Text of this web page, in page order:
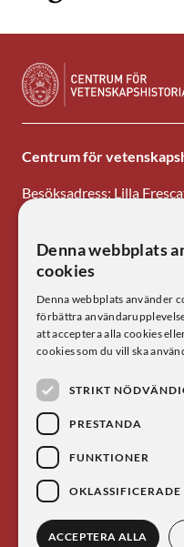
Centrum för
Besöksadress: Lilla
E-post: centrum@kva.se
Centrum för
Vetenskapsakademiens
Denna webbplats
cookies
Denna webbplats använder
förbättra
att acceptera alla cookies
cookies som du vill ska
STRIKT
PRESTANDA
FUNKTIONER
OKLASSIFICERADE
ACCEPTERA ALLA